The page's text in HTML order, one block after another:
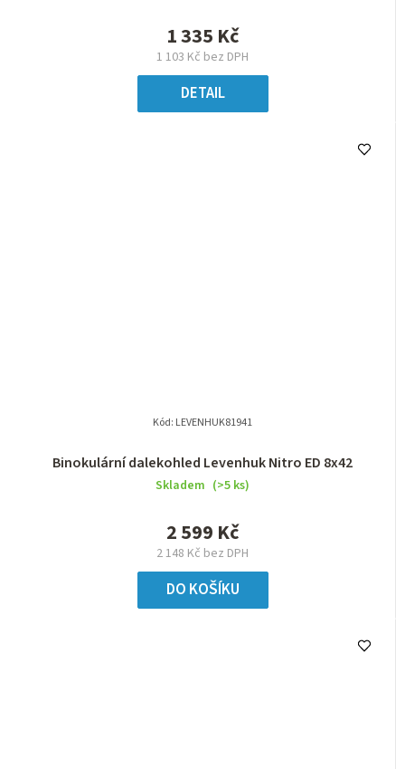
1 103 Kč bez DPH
1 335 Kč
DETAIL
Binokulární dalekohled Levenhuk Nitro ED 8x42
Skladem (>5 ks)
2 148 Kč bez DPH
2 599 Kč
DO KOŠÍKU
Kód: LEVENHUK81941